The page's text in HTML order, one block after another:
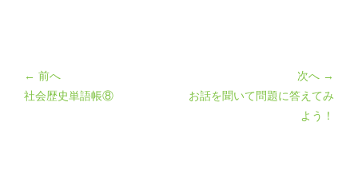
← 前へ
社会歴史単語帳⑧
次へ →
お話を聞いて問題に答えてみ
よう！